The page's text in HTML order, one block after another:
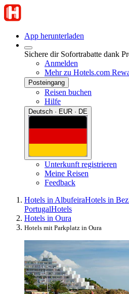
App herunterladen
Sichere dir Sofortrabatte dank
Anmelden
Mehr zu Hotels.com
Posteingang
Reisen buchen
Hilfe
Deutsch · EUR · DE
Unterkunft registrieren
Meine Reisen
Feedback
Hotels in AlbufeiraHotels in
PortugalHotels
Hotels in Oura
Hotels mit Parkplatz in Oura